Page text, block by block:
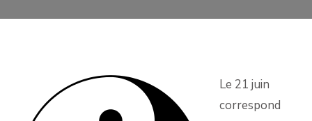
Le 21 juin
correspond